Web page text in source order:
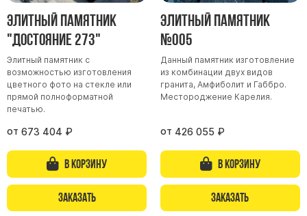
Памятники красно-черные
Памятники коричневые
Памятники серые
Памятники зеленые
Памятники из Дымовского гранита
Памятники из гранита Гранатовый Амфиболит
Памятники из гранита Сюскюянсаари
Памятники из гранита Балтик Грин
Памятники из гранита Покостовский
Памятники из гранита Лезниковский
Элитный памятник
"Достояние 273"
Элитный памятник с
возможностью изготовления
цветного фото на стекле или
прямой полноформатной
печатью.
от 673 404 ₽
В корзину
Заказать
Элитный памятник
№005
Данный памятник изготовление
из комбинации двух видов
гранита, Амфиболит и Габбро.
Местороджение Карелия.
от 426 055 ₽
В корзину
Заказать